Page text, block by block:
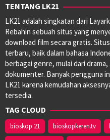
TENTANG LK21
LK21 adalah singkatan dari
Rebahin sebuah situs yang
download film secara gratis.
terbaru, baik dalam bahasa
berbagai genre, mulai dari
dokumenter. Banyak pengguna
LK21 karena kemudahan
tersedia.
TAG CLOUD
bioskop 21 bioskopkeren.tv